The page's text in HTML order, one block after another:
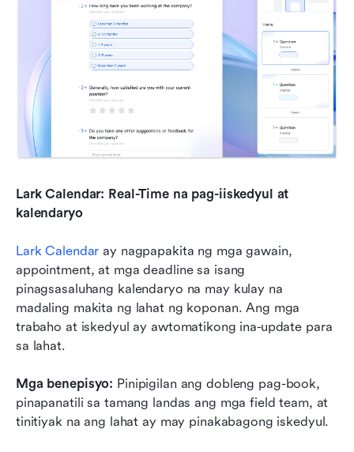
Lark Calendar: Real-Time na pag-iiskedyul at
kalendaryo
Lark Calendar ay nagpapakita ng mga gawain,
appointment, at mga deadline sa isang
pinagsasaluhang kalendaryo na may kulay na
madaling makita ng lahat ng koponan. Ang mga
trabaho at iskedyul ay awtomatikong ina-update para
sa lahat.
Mga benepisyo: Pinipigilan ang dobleng pag-book,
pinapanatili sa tamang landas ang mga field team, at
tinitiyak na ang lahat ay may pinakabagong iskedyul.